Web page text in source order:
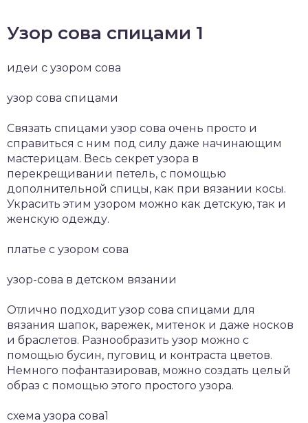
Узор сова спицами 1
идеи с узором сова
узор сова спицами
Связать спицами узор сова очень просто и
справиться с ним под силу даже начинающим
мастерицам. Весь секрет узора в
перекрещивании петель, с помощью
дополнительной спицы, как при вязании косы.
Украсить этим узором можно как детскую, так и
женскую одежду.
платье с узором сова
узор-сова в детском вязании
Отлично подходит узор сова спицами для
вязания шапок, варежек, митенок и даже носков
и браслетов. Разнообразить узор можно с
помощью бусин, пуговиц и контраста цветов.
Немного пофантазировав, можно создать целый
образ с помощью этого простого узора.
схема узора сова1